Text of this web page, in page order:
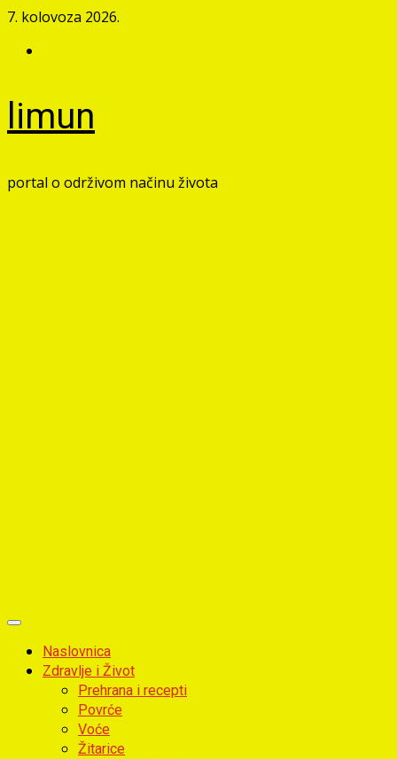
Skip
content
7. kolovoza 2026.
limun
portal o održivom načinu života
Primary
MenuNaslovnica
Zdravlje i Život
Prehrana i recepti
Povrće
Voće
Žitarice